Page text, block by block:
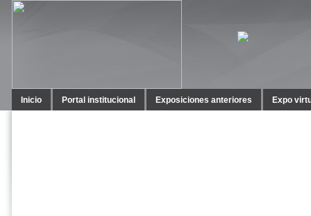
Inicio Portal institucional Exposiciones anteriores Expo